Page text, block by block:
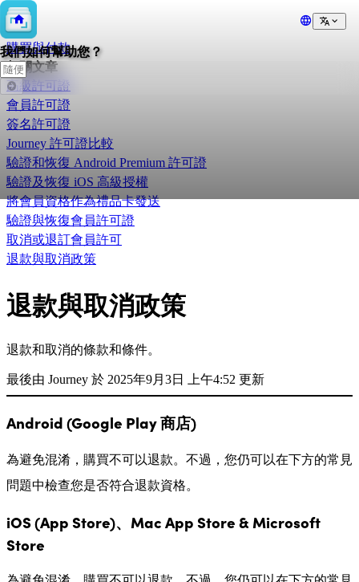
我們如何幫助您？
💲
購買與付款
相關文章
高級許可證
會員許可證
簽名許可證
Journey 許可證比較
驗證和恢復 Android Premium 許可證
驗證及恢復 iOS 高級授權
將會員資格作為禮品卡發送
驗證與恢復會員許可證
取消或退訂會員許可
退款與取消政策
退款與取消政策
退款和取消的條款和條件。
最後由 Journey 於 2025年9月3日 上午4:52 更新
Android (Google Play 商店)
為避免混淆，購買不可以退款。不過，您仍可以在下方的常見
問題中檢查您是否符合退款資格。
iOS (App Store)、Mac App Store & Microsoft
Store